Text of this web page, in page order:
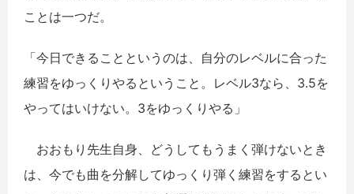
ことは一つだ。
「今日できることというのは、自分のレベルに合った
練習をゆっくりやるということ。レベル3なら、3.5を
やってはいけない。3をゆっくりやる」
おおもり先生自身、どうしてもうまく弾けないとき
は、今でも曲を分解してゆっくり弾く練習をするとい